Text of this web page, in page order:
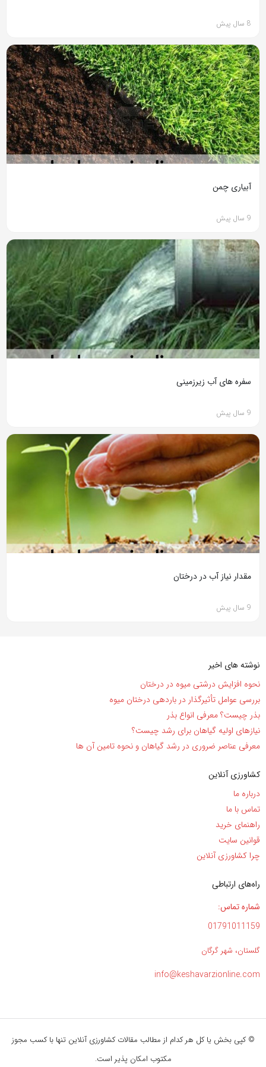
8 سال پیش
آبیاری چمن
9 سال پیش
سفره های آب زیرزمینی
9 سال پیش
مقدار نیاز آب در درختان
9 سال پیش
نوشته های اخیر
نحوه افزایش درشتی میوه در درختان
بررسی عوامل تأثیرگذار در باردهی درختان میوه
بذر چیست؟ معرفی انواع بذر
نیاز‌های اولیه گیاهان برای رشد چیست؟
معرفی عناصر ضروری در رشد گیاهان و نحوه تامین آن ها
کشاورزی آنلاین
درباره ما
تماس با ما
راهنمای خرید
قوانین سایت
چرا کشاورزی آنلاین
راه‌های ارتباطی
شماره تماس:
01791011159
گلستان، شهر گرگان
info@keshavarzionline.com
© کپی بخش یا کل هر کدام از مطالب مقالات کشاورزی آنلاین تنها با کسب مجوز
مکتوب امکان پذیر است.